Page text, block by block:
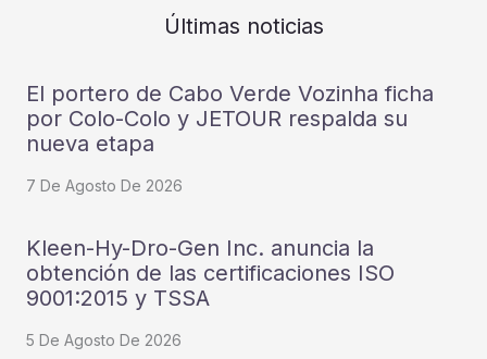
Últimas noticias
El portero de Cabo Verde Vozinha ficha
por Colo-Colo y JETOUR respalda su
nueva etapa
7 De Agosto De 2026
Kleen-Hy-Dro-Gen Inc. anuncia la
obtención de las certificaciones ISO
9001:2015 y TSSA
5 De Agosto De 2026